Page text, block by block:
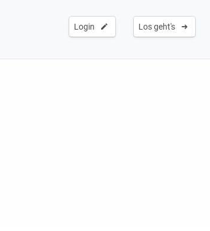
Los geht's
Login